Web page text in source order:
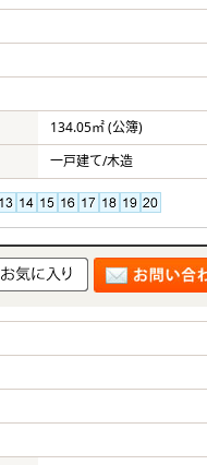
134.05㎡ (公簿)
一戸建て/木造